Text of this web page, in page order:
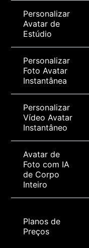
Personalizar
Avatar de
Estúdio
Personalizar
Foto Avatar
Instantânea
Personalizar
Vídeo Avatar
Instantâneo
Avatar de
Foto com IA
de Corpo
Inteiro
Planos de
Preços